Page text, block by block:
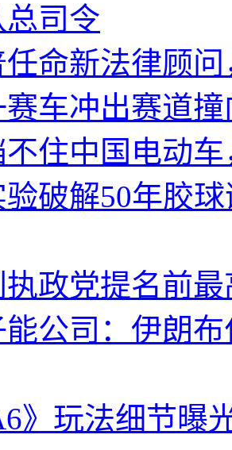
司令
命新法律顾
车冲出赛道
不住中国电动
验破解50年胶
政党提名前
公司：伊朗
》玩法细节